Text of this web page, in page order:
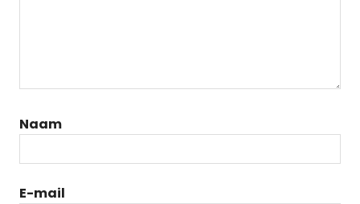
Naam
E-mail